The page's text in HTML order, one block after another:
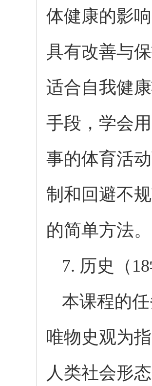
体健康的影
具有改善与
适合自我健
手段，学会
事的体育活
制和回避不
的简单方法。
7. 历史（
本课程的
唯物史观为
人类社会形